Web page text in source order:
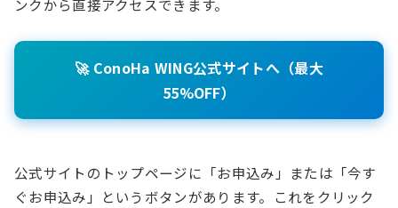
ンクから直接アクセスできます。
🚀 ConoHa WING公式サイトへ（最大
55%OFF）
公式サイトのトップページに「お申込み」または「今す
ぐお申込み」というボタンがあります。これをクリック